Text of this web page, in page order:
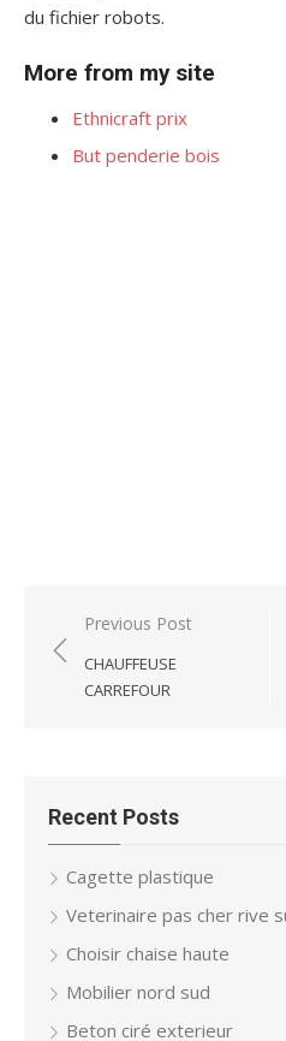
du fichier robots.
More from my site
Ethnicraft prix
But penderie bois
Post
navigation
Previous Post
CHAUFFEUSE
CARREFOUR
Recent Posts
Cagette plastique
Veterinaire pas cher rive
Choisir chaise haute
Mobilier nord sud
Beton ciré exterieur